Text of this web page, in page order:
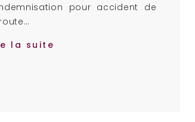
pour accident de
la suite